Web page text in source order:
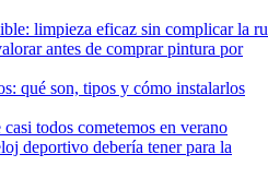
limpieza eficaz sin complicar la
antes de comprar pintura por
qué son, tipos y cómo instalarlos
todos cometemos en verano
deportivo debería tener para la